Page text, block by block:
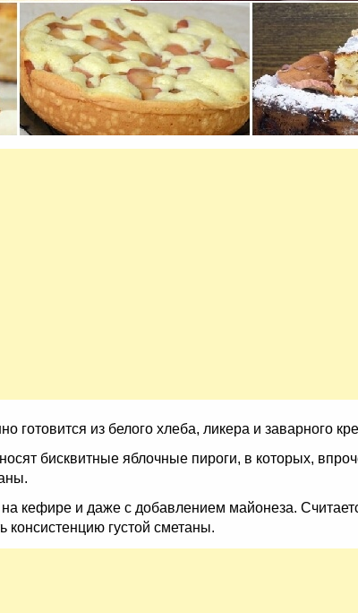
готовится из белого хлеба, ликера и заварного
бисквитные яблочные пироги, в которых,
кефире и даже с добавлением майонеза.
консистенцию густой сметаны.